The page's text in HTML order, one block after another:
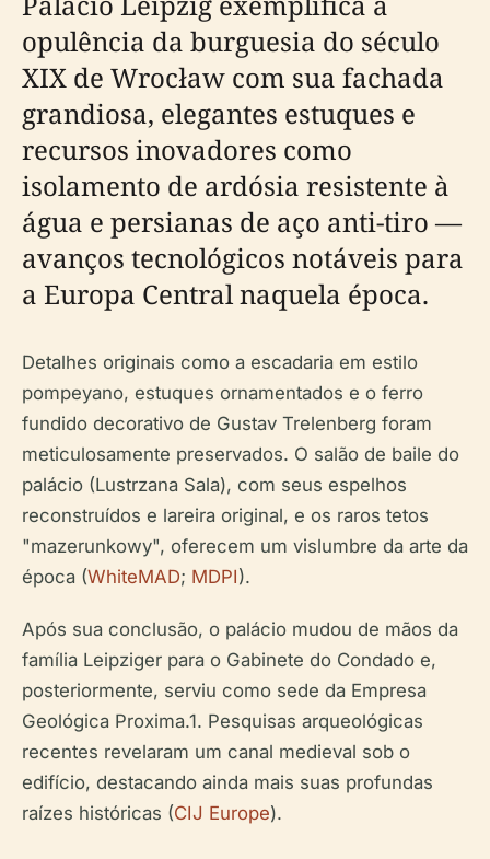
opulência da burguesia do século
XIX de Wrocław com sua fachada
grandiosa, elegantes estuques e
recursos inovadores como
isolamento de ardósia resistente à
água e persianas de aço anti-tiro —
avanços tecnológicos notáveis para
a Europa Central naquela época.
Detalhes originais como a escadaria em estilo
pompeyano, estuques ornamentados e o ferro
fundido decorativo de Gustav Trelenberg foram
meticulosamente preservados. O salão de baile do
palácio (Lustrzana Sala), com seus espelhos
reconstruídos e lareira original, e os raros tetos
"mazerunkowy", oferecem um vislumbre da arte da
época (WhiteMAD; MDPI).
Após sua conclusão, o palácio mudou de mãos da
família Leipziger para o Gabinete do Condado e,
posteriormente, serviu como sede da Empresa
Geológica Proxima.1. Pesquisas arqueológicas
recentes revelaram um canal medieval sob o
edifício, destacando ainda mais suas profundas
raízes históricas (CIJ Europe).